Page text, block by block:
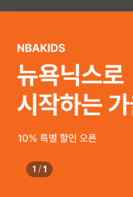
주소 : 서울시 강남구 논현로 633, 6
사업자등록번호 : 116-81-32499
통신판매업신고번호 : 제 2024-서
호스팅 서비스 : 스타일이십사㈜
고객센터 1544-5336(평일 09:00~
스타일24 고객센터 1544-5336
평일 09:00~ 18:00 (토/일/공휴일 휴무)
help Email : help@style24.com
COPYRIGHTⓒ2021 STYLE24
1 / 1